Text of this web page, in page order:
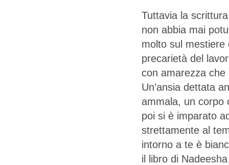
Tuttavia la
non abbia mai
molto sul mestiere
precarietà del
con amarezza che
Un’ansia dettata
ammala, un corpo
poi si è imparato
strettamente al
intorno a te è
il libro di